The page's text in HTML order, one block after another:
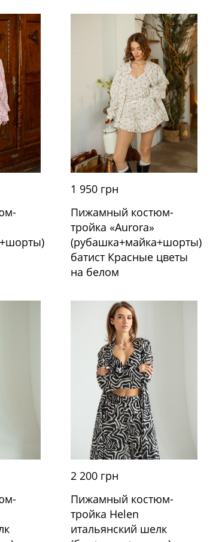
1 950 грн
Пижамный костюм-
тройка «Aurora»
(рубашка+майка+шорты)
батист Красные цветы
на белом
2 200 грн
Пижамный костюм-
тройка Helen
итальянский шелк